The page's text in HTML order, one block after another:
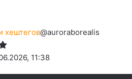
хештегов@auroraborealis
11:38